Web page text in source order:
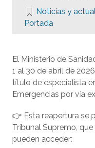
Noticias y
Portada
El Ministerio de
1 al 30 de abril de
título de especialista
Emergencias por vía
👉 Esta reapertura se
Tribunal Supremo,
pueden acceder: